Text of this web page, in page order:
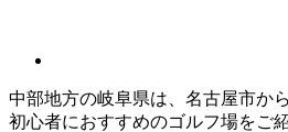
中部地方の岐阜県は、名古屋市か
初心者におすすめのゴルフ場をご